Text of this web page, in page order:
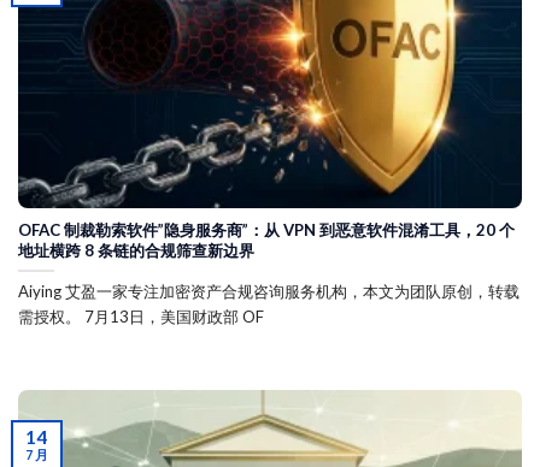
OFAC 制裁勒索软件”隐身服务商”：从 VPN 到恶意软件混淆工具，20 个
地址横跨 8 条链的合规筛查新边界
Aiying 艾盈一家专注加密资产合规咨询服务机构，本文为团队原创，转载
需授权。 7月13日，美国财政部 OF
14
7 月